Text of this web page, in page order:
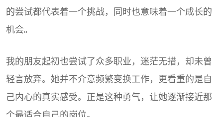
的尝试都代表着一个挑战，同时也意味着一个成长的
机会。
我的朋友起初也尝试了众多职业，迷茫无措，却未曾
轻言放弃。她并不介意频繁变换工作，更看重的是自
己内心的真实感受。正是这种勇气，让她逐渐接近那
个最适合自己的岗位。